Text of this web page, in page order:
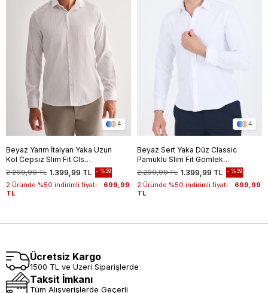
4
Beyaz Yarım İtalyan Yaka Uzun
Kol Cepsiz Slim Fit Cls
Gömlek 1004255174
1.399,99 TL
2.299,99 TL %39
2.Üründe %50 indirimli fiyatı:
699,99
TL
4
Beyaz Sert Yaka Düz Classic
Pamuklu Slim Fit Gömlek
1004250214 1.399,99 TL
2.299,99 TL %39
2.Üründe %50 indirimli fiyatı:
699,99
TL
Ücretsiz Kargo
1500 TL ve Üzeri Siparişlerde
Taksit İmkanı
Tüm Alışverişlerde Geçerli